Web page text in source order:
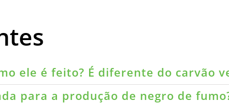
ele é feito? É diferente do carvão
para a produção de negro de